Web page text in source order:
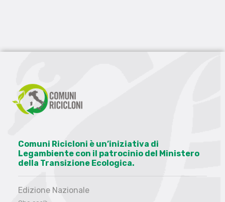
Comuni Ricicloni è un’iniziativa di
Legambiente con il patrocinio del Ministero
della Transizione Ecologica.
Edizione Nazionale